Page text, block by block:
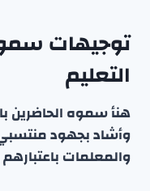
توجيهات سمو
التعليم
هنأ سموه الحاضرين
وأشاد بجهود منتسبي
والمعلمات